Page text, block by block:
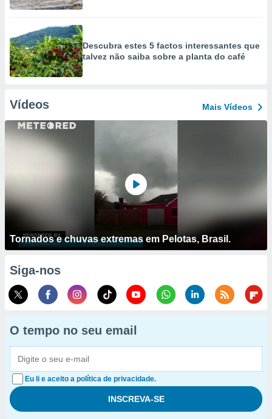
Descubra estes 5 factos interessantes que
talvez não saiba sobre a planta do café
Vídeos Mais Vídeos
Tornados e chuvas extremas em Pelotas, Brasil.
Siga-nos
O tempo no seu email
Eu li e aceito a política de privacidade.